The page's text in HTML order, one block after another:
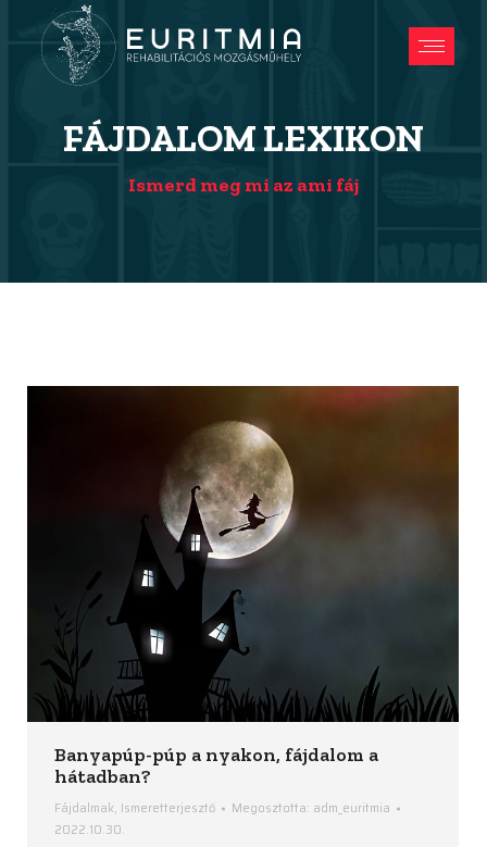
FÁJDALOM LEXIKON
Ismerd meg mi az ami fáj
Banyapúp-púp a nyakon, fájdalom a
hátadban?
Fájdalmak, Ismeretterjesztő Megosztotta: adm_euritmia
2022.10.30.